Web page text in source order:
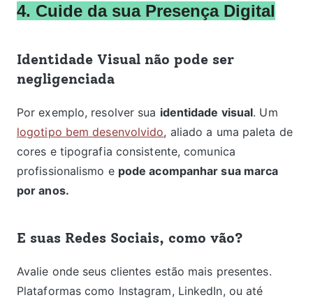
4. Cuide da sua Presença Digital
Identidade Visual não pode ser
negligenciada
Por exemplo, resolver sua identidade visual. Um
logotipo bem desenvolvido, aliado a uma paleta de
cores e tipografia consistente, comunica
profissionalismo e pode acompanhar sua marca
por anos.
E suas Redes Sociais, como vão?
Avalie onde seus clientes estão mais presentes.
Plataformas como Instagram, LinkedIn, ou até